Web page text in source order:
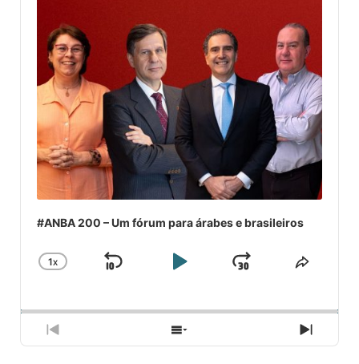
#ANBA 200 – Um fórum para árabes e brasileiros
CHANGE
1X
SKIP
PLAYJUMP
PREVIOUS
EPISODE
SHOW
EPISODES
NEXT